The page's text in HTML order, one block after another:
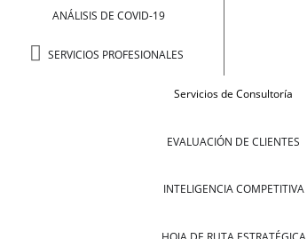
ANÁLISIS DE COVID-19
SERVICIOS PROFESIONALES
Servicios de Consultoría
EVALUACIÓN DE CLIENTES
INTELIGENCIA COMPETITIVA